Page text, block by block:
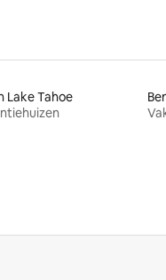
Lake Tahoe